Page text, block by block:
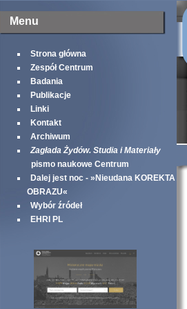
Menu
Strona główna
Zespół Centrum
Badania
Publikacje
Linki
Kontakt
Archiwum
Zagłada Żydów. Studia i Materiały
pismo naukowe Centrum
Dalej jest noc - »Nieudana KOREKTA
OBRAZU«
Wybór źródeł
EHRI PL